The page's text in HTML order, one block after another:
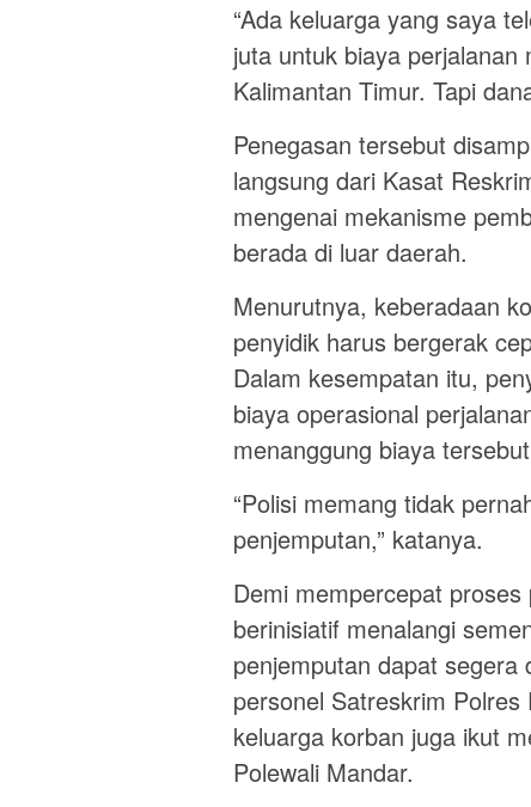
“Ada keluarga yang saya
juta untuk biaya
Kalimantan Timur. Tapi
Penegasan tersebut
langsung dari Kasat
mengenai mekanisme
berada di luar daerah.
Menurutnya, keberadaan
penyidik harus bergerak
Dalam kesempatan itu,
biaya operasional
menanggung biaya
“Polisi memang tidak
penjemputan,” katanya.
Demi mempercepat
berinisiatif menalangi
penjemputan dapat segera
personel Satreskrim
keluarga korban juga ikut
Polewali Mandar.